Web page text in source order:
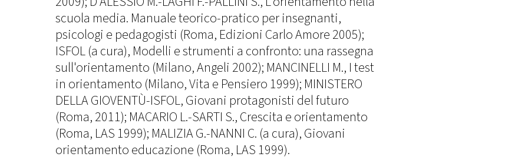
scuola media. Manuale teorico-pratico per insegnanti,
psicologi e pedagogisti (Roma, Edizioni Carlo Amore 2005);
ISFOL (a cura), Modelli e strumenti a confronto: una rassegna
sull'orientamento (Milano, Angeli 2002); MANCINELLI M., I test
in orientamento (Milano, Vita e Pensiero 1999); MINISTERO
DELLA GIOVENTÙ-ISFOL, Giovani protagonisti del futuro
(Roma, 2011); MACARIO L.-SARTI S., Crescita e orientamento
(Roma, LAS 1999); MALIZIA G.-NANNI C. (a cura), Giovani
orientamento educazione (Roma, LAS 1999).